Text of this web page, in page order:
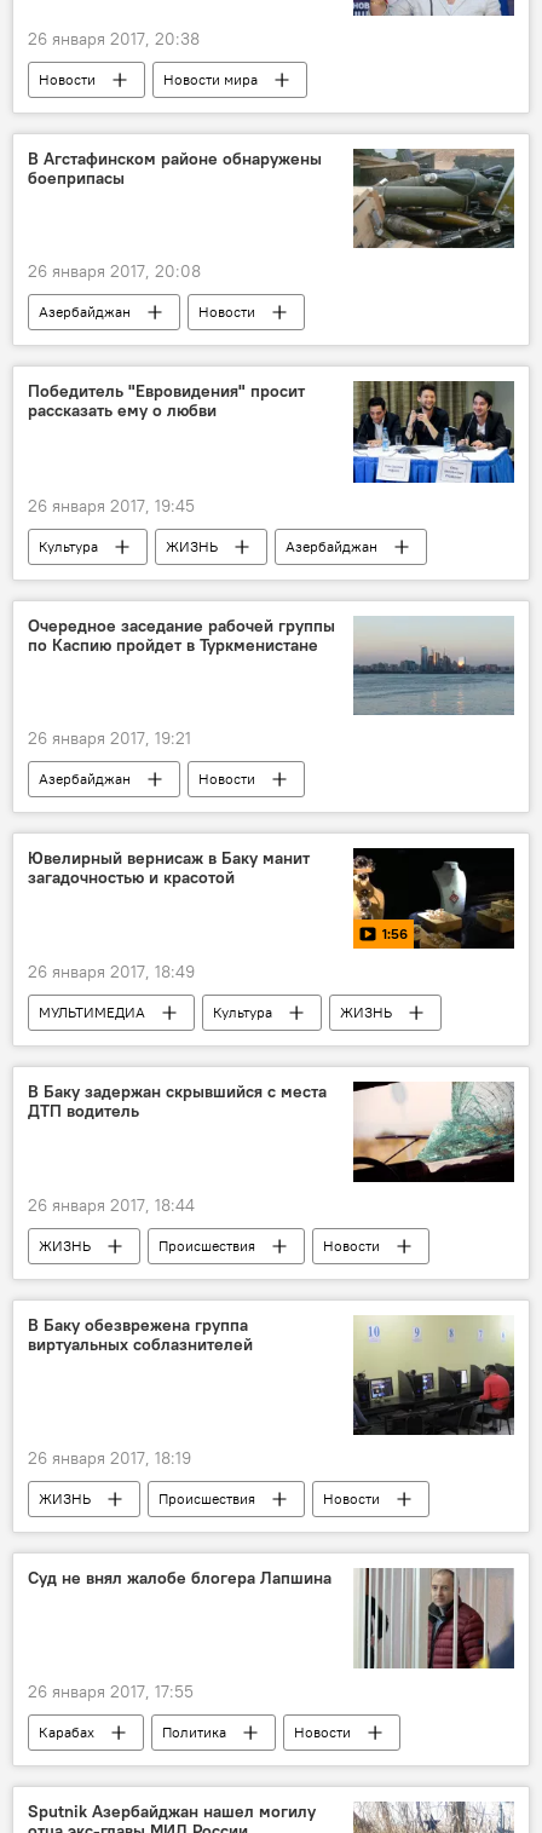
26 января 2017, 20:38
Новости Новости мира
В Агстафинском районе обнаружены
боеприпасы
26 января 2017, 20:08
Азербайджан Новости
Победитель "Евровидения" просит
рассказать ему о любви
26 января 2017, 19:45
Культура ЖИЗНЬ
Азербайджан
Новости
Очередное заседание рабочей группы
по Каспию пройдет в Туркменистане
26 января 2017, 19:21
Азербайджан Новости
Ювелирный вернисаж в Баку манит
загадочностью и красотой
1:56
26 января 2017, 18:49
МУЛЬТИМЕДИА Культура
ЖИЗНЬ
Азербайджан
Видео Новости
В Баку задержан скрывшийся с места
ДТП водитель
26 января 2017, 18:44
ЖИЗНЬ Происшествия
Новости
Баку
Управление полиции Сураханского района Баку
Наезд
ДТП Задержание
В Баку обезврежена группа
виртуальных соблазнителей
26 января 2017, 18:19
ЖИЗНЬ Происшествия
Новости
Баку
Главное управление по борьбе с организованной преступностью МВД АР
Суд не внял жалобе блогера Лапшина
26 января 2017, 17:55
Карабах Политика
Новости
Новости мира
Беларусь
Минск
Александр Лапшин
Жалоба
Sputnik Азербайджан нашел могилу